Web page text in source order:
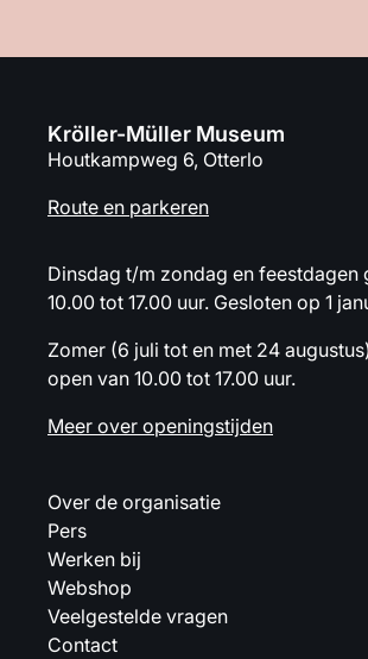
Kröller-Müller Museum
Houtkampweg 6, Otterlo
Route en parkeren
Dinsdag t/m zondag en feestdagen
10.00 tot 17.00 uur. Gesloten op 1
Zomer (6 juli tot en met 24
open van 10.00 tot 17.00 uur.
Meer over openingstijden
Over de organisatie
Pers
Werken bij
Webshop
Veelgestelde vragen
Contact